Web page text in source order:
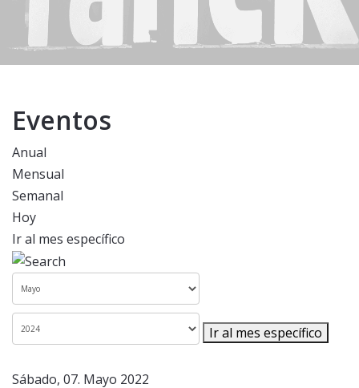
Eventos
Anual
Mensual
Semanal
Hoy
Ir al mes específico
Ir al mes específico
Sábado, 07. Mayo 2022